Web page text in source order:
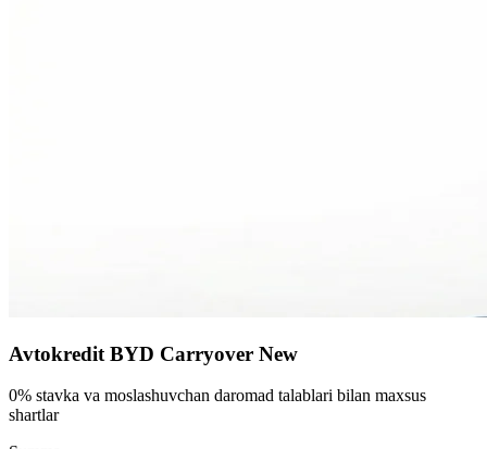
Avtokredit BYD Carryover New
0% stavka va moslashuvchan daromad talablari bilan maxsus
shartlar